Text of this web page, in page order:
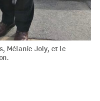
Mélanie Joly, et le